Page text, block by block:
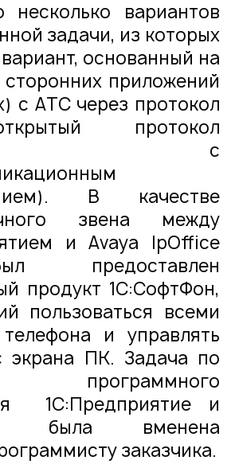
несколько вариантов
задачи, из которых
основанный на
сторонних приложений
с АТС через протокол
протокол
с
В качестве
звена между
и Avaya IpOffice
предоставлен
продукт 1С:СофтФон,
пользоваться всеми
и управлять
экрана ПК. Задача по
программного
1С:Предприятие и
была вменена
заказчика.